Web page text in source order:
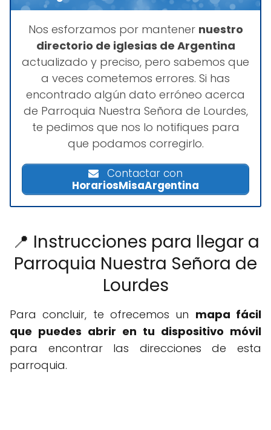
Nos esforzamos por mantener nuestro
directorio de iglesias de Argentina
actualizado y preciso, pero sabemos que
a veces cometemos errores. Si has
encontrado algún dato erróneo acerca
de Parroquia Nuestra Señora de Lourdes,
te pedimos que nos lo notifiques para
que podamos corregirlo.
Contactar con
HorariosMisaArgentina
📍 Instrucciones para llegar a
Parroquia Nuestra Señora de
Lourdes
Para concluir, te ofrecemos un mapa fácil
que puedes abrir en tu dispositivo móvil
para encontrar las direcciones de esta
parroquia.